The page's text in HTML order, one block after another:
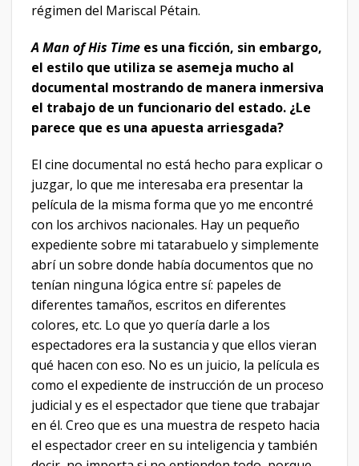
régimen del Mariscal Pétain.
A Man of His Time es una ficción, sin embargo,
el estilo que utiliza se asemeja mucho al
documental mostrando de manera inmersiva
el trabajo de un funcionario del estado. ¿Le
parece que es una apuesta arriesgada?
El cine documental no está hecho para explicar o
juzgar, lo que me interesaba era presentar la
película de la misma forma que yo me encontré
con los archivos nacionales. Hay un pequeño
expediente sobre mi tatarabuelo y simplemente
abrí un sobre donde había documentos que no
tenían ninguna lógica entre sí: papeles de
diferentes tamaños, escritos en diferentes
colores, etc. Lo que yo quería darle a los
espectadores era la sustancia y que ellos vieran
qué hacen con eso. No es un juicio, la película es
como el expediente de instrucción de un proceso
judicial y es el espectador que tiene que trabajar
en él. Creo que es una muestra de respeto hacia
el espectador creer en su inteligencia y también